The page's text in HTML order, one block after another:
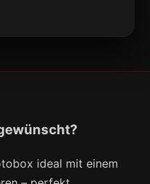
ideal mit einem